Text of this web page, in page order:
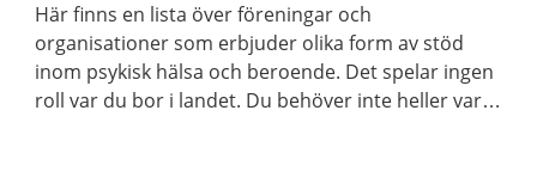
Här finns en lista över föreningar och
organisationer som erbjuder olika form av stöd
inom psykisk hälsa och beroende. Det spelar ingen
roll var du bor i landet. Du behöver inte heller vara